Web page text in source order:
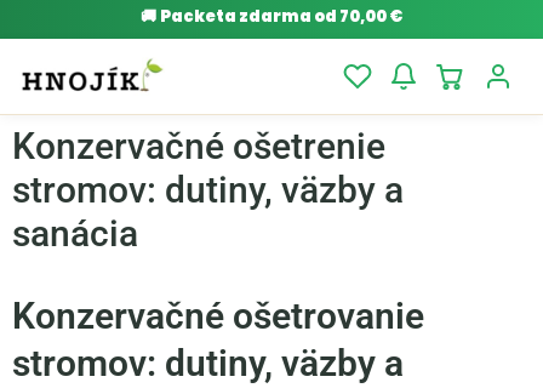
🚚 Packeta zdarma od 70,00 €
Konzervačné ošetrenie
stromov: dutiny, väzby a
sanácia
Konzervačné ošetrovanie
stromov: dutiny, väzby a